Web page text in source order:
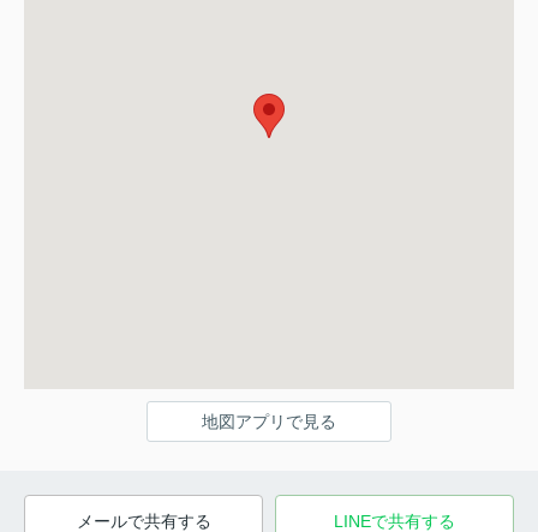
地図アプリで見る
メールで共有する LINEで共有する